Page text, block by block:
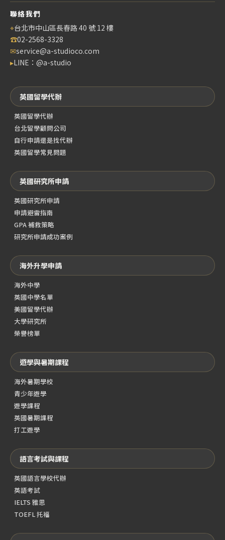
聯絡我們
⌖台北市中山區長春路 40 號 12 樓
☎02-2568-3328
✉service@a-studioco.com
▸LINE：@a-studio
英國留學代辦
英國留學代辦
台北留學顧問公司
自行申請還是找代辦
英國留學常見問題
英國研究所申請
英國研究所申請
申請避雷指南
GPA 補救策略
研究所申請成功案例
海外升學申請
海外中學
英國中學名單
美國留學代辦
大學研究所
榮譽榜單
遊學與暑期課程
海外暑期學校
青少年遊學
遊學課程
英國暑期課程
打工遊學
語言考試與課程
英國語言學校代辦
英語考試
IELTS 雅思
TOEFL 托福